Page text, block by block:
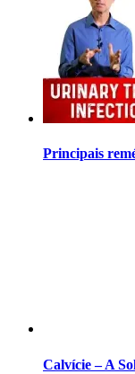
Principais
Calvície – A